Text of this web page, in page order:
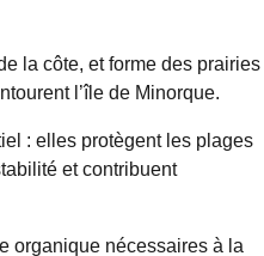
la côte, et forme des prairies
l’île de Minorque.
: elles protègent les plages
et contribuent
organique nécessaires à la